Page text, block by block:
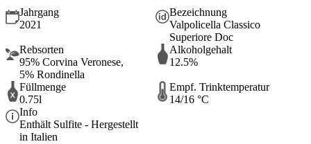
Jahrgang
2021
Bezeichnung
Valpolicella Classico
Superiore Doc
Rebsorten
95% Corvina Veronese,
5% Rondinella
Alkoholgehalt
12.5%
Füllmenge
0.75l
Empf. Trinktemperatur
14/16 °C
Info
Enthält Sulfite - Hergestellt
in Italien